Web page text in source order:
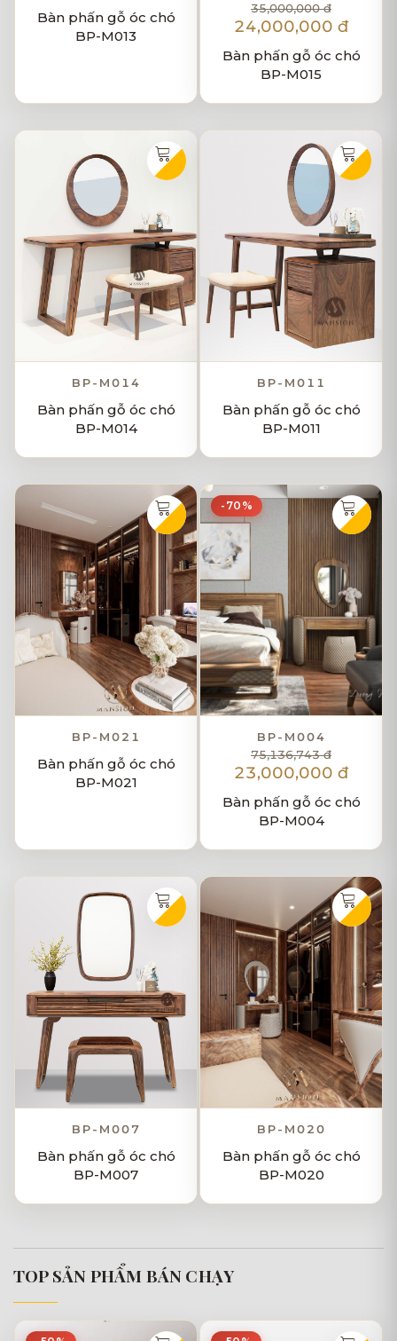
Bàn phấn gỗ óc chó
BP-M013
35,000,000 đ
24,000,000 đ
Bàn phấn gỗ óc chó
BP-M015
BP-M014
Bàn phấn gỗ óc chó
BP-M014
BP-M011
Bàn phấn gỗ óc chó
BP-M011
BP-M021
Bàn phấn gỗ óc chó
BP-M021
-70%
BP-M004
75,136,743 đ
23,000,000 đ
Bàn phấn gỗ óc chó
BP-M004
BP-M007
Bàn phấn gỗ óc chó
BP-M007
BP-M020
Bàn phấn gỗ óc chó
BP-M020
TOP SẢN PHẨM BÁN CHẠY